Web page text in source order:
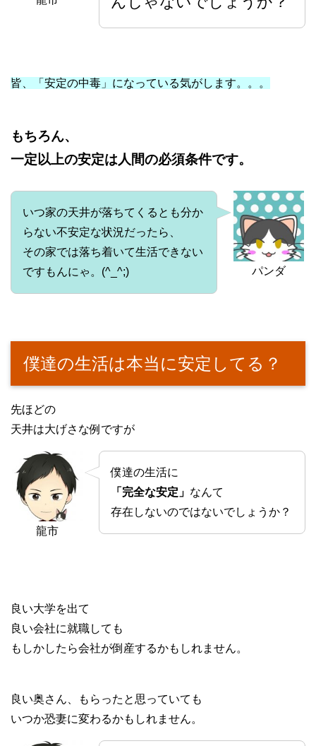
皆、「安定の中毒」になっている気がします。。。
もちろん、
一定以上の安定は人間の必須条件です。
パンダ
いつ家の天井が落ちてくるとも分か
らない不安定な状況だったら、
その家では落ち着いて生活できない
ですもんにゃ。(^_^;)
僕達の生活は本当に安定してる？
先ほどの
天井は大げさな例ですが
龍市
僕達の生活に
「完全な安定」 なんて
存在しないのではないでしょうか？
良い大学を出て
良い会社に就職しても
もしかしたら会社が倒産するかもしれません。
良い奥さん、もらったと思っていても
いつか恐妻に変わるかもしれません。